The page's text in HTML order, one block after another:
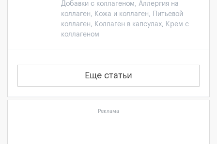
Добавки с коллагеном, Аллергия на
коллаген, Кожа и коллаген, Питьевой
коллаген, Коллаген в капсулах, Крем с
коллагеном
Еще статьи
Реклама